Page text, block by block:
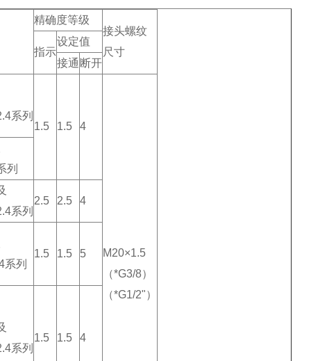
精确度等级
接头螺纹
尺寸
指示
设定值
接通 断开
系列
1.5
1.5 4
M20×1.5
（*G3/8）
（*G1/2"）
列
系列
2.5 2.5 4
系列
1.5 1.5 5
系列
1.5 1.5 4